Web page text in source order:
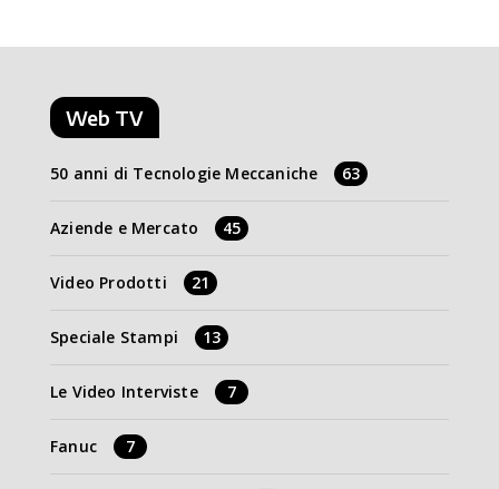
Web TV
50 anni di Tecnologie Meccaniche 63
Aziende e Mercato 45
Video Prodotti 21
Speciale Stampi 13
Le Video Interviste 7
Fanuc 7